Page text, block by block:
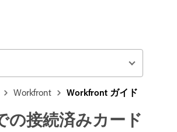
Workfront Workfront ガイド
の接続済みカード